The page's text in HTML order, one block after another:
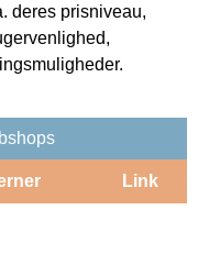
deres prisniveau,
Link